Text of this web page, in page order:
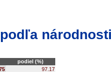
podiel (%)
97.17